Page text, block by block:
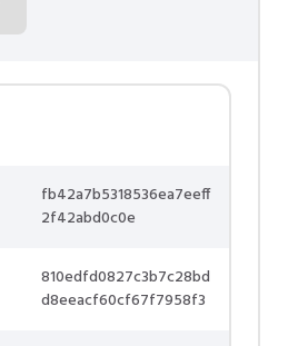
fb42a7b5318536ea7eeff
2f42abd0c0e
810edfd0827c3b7c28bd
d8eeacf60cf67f7958f3